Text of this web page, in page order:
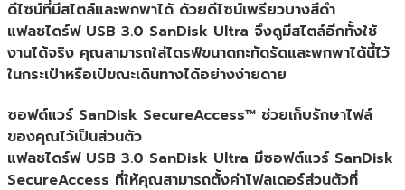
ดีไซน์ที่มีสไตล์และพกพาได้ ด้วยดีไซน์เพรียวบางสีดำ
แฟลชไดร์ฟ USB 3.0 SanDisk Ultra จึงดูมีสไตล์อีกทั้งใช้
งานได้จริง คุณสามารถใส่ไดรฟ์ขนาดกะทัดรัดและพกพาได้นี้ไว้
ในกระเป๋าหรือเป้ขณะเดินทางได้อย่างง่ายดาย
ซอฟต์แวร์ SanDisk SecureAccess™ ช่วยเก็บรักษาไฟล์
ของคุณไว้เป็นส่วนตัว
แฟลชไดร์ฟ USB 3.0 SanDisk Ultra มีซอฟต์แวร์ SanDisk
SecureAccess ที่ให้คุณสามารถตั้งค่าโฟลเดอร์ส่วนตัวที่